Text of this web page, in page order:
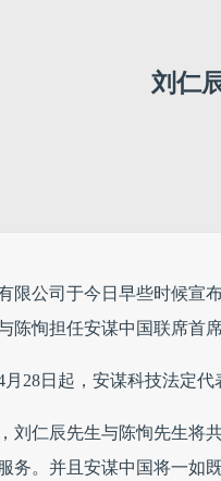
刘仁
限公司于今日早些时候宣
陈恂担任安谋中国联席首
28日起，安谋科技法定代
刘仁辰先生与陈恂先生将
务。并且安谋中国将一如